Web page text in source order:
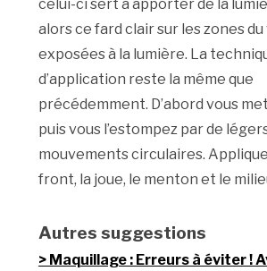
celui-ci sert à apporter de la
alors ce fard clair sur les zones du
exposées à la lumière. La
d’application reste la même que
précédemment. D’abord vous
puis vous l’estompez par de
mouvements circulaires.
front, la joue, le menton et le
Autres suggestions
Maquillage : Erreurs à éviter !